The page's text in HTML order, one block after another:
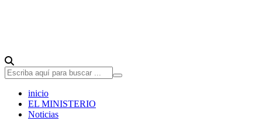
inicio
EL MINISTERIO
Noticias